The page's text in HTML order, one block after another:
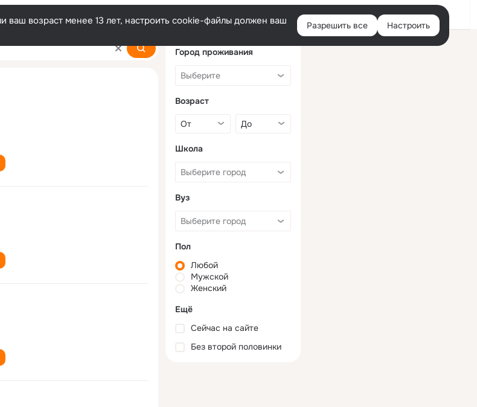
Войти
возраст менее 13 лет, настроить cookie-файлы должен ваш
Разрешить все Настроить
Город проживания
Возраст
Школа
Вуз
Пол
Любой
Мужской
Женский
Ещё
Сейчас на сайте
Без второй половинки